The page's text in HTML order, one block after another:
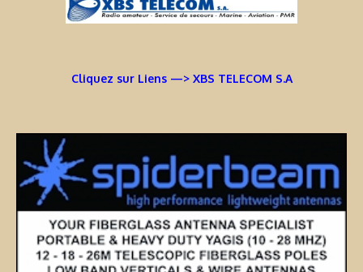
Cliquez sur Liens —> XBS TELECOM S.A